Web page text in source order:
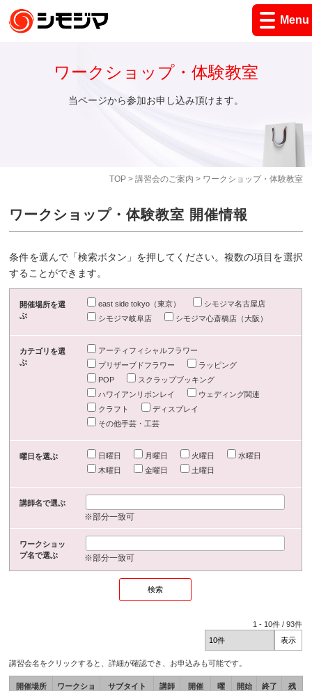
Menu
TOP> 講習会のご案内 > ワークショップ・体験教室
ワークショップ・体験教室
当ページから参加お申し込み頂けます。
ワークショップ・体験教室 開催情報
条件を選んで「検索ボタン」を押してください。複数の項目を選択
することができます。
開催場所を選
ぶ
east side tokyo（東京）
シモジマ名古屋店
シモジマ岐阜店
シモジマ心斎橋店（大阪）
カテゴリを選
ぶ
アーティフィシャルフラワー
プリザーブドフラワー
ラッピング
POP
スクラップブッキング
ハワイアンリボンレイ
ウェディング関連
クラフト
ディスプレイ
その他手芸・工芸
曜日を選ぶ 日曜日 月曜日 火曜日
水曜日
木曜日
金曜日 土曜日
講師名で選ぶ
※部分一致可
ワークショッ
プ名で選ぶ
※部分一致可
1 - 10件 /93件
講習会名をクリックすると、詳細が確認でき、お申込みも可能です。
開催場所
ワークショ
サブタイト
講師
開催
曜
開始
終了
残